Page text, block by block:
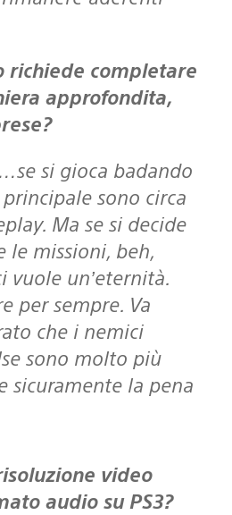
approfondita,
sono circa
Ma se si decide
le missioni, beh,
vuole un’eternità.
per sempre. Va
che i nemici
sono molto più
sicuramente la pena
audio su PS3?